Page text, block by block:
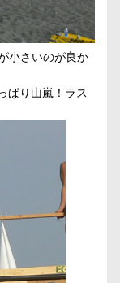
小さいのが良か
ぱり山嵐！ラス